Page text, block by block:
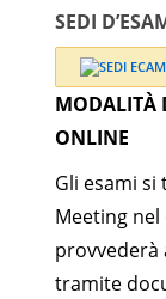
IIND-
07/A
IIND-
03/B
IIND-
SEDI
MODALITÀ
ONLINE
Gli esami
Meeting
tramite